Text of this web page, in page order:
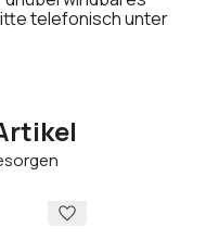
telefonisch unter